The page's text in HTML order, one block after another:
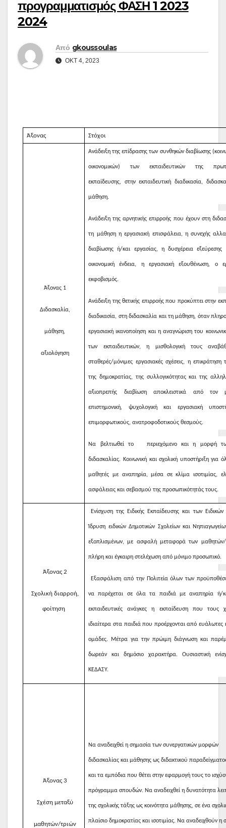
προγραμματισμός ΦΑΣΗ 1 2023
2024
Από gkoussoulas
ΟΚΤ 4, 2023
Άξονας Στόχοι
Άξονας 1
Διδασκαλία,
μάθηση,
αξιολόγηση
Ανάδειξη της επίδρασης των συνθηκών διαβίωσης
οικονομικών) των εκπαιδευτικών της
εκπαίδευσης, στην εκπαιδευτική διαδικασία,
μάθηση.
Ανάδειξη της αρνητικής επιρροής που έχουν στη
τη μάθηση η εργασιακή επισφάλεια, η συνεχής
διαβίωσης ή/και εργασίας, η δυσχέρεια εξεύρεσης
οικονομική ένδεια, η εργασιακή εξουθένωση, ο
εκφοβισμός.
Ανάδειξη της θετικής επιρροής που προκύπτει στην
διαδικασία, στη διδασκαλία και τη μάθηση, όταν
εργασιακή ικανοποίηση και η αναγνώριση του
των εκπαιδευτικών, η μισθολογική τους
σταθερές/μόνιμες εργασιακές σχέσεις, η επικράτηση
της δημοκρατίας, της συλλογικότητας και της
αξιοπρεπής διαβίωση αποκλειστικά από τον
επιστημονική, ψυχολογική και εργασιακή
επιμορφωτικούς, ανατροφοδοτικούς θεσμούς.
Να βελτιωθεί το περιεχόμενο και η μορφή
διδασκαλίας. Κοινωνική και σχολική υποστήριξη για
μαθητές με αναπηρία, μέσα σε κλίμα ισοτιμίας,
ασφάλειας και σεβασμού της προσωπικότητάς τους.
Άξονας 2
Σχολική διαρροή,
φοίτηση
Ενίσχυση της Ειδικής Εκπαίδευσης και των Ειδικών
Ίδρυση ειδικών Δημοτικών Σχολείων και
εξοπλισμένων, με ασφαλή μεταφορά των μαθητών/
πλήρη και έγκαιρη στελέχωση από μόνιμο προσωπικό.
Εξασφάλιση από την Πολιτεία όλων των
να παρέχεται σε όλα τα παιδιά με αναπηρία ή/
εκπαιδευτικές ανάγκες η εκπαίδευση που τους
ιδιαίτερα στα παιδιά που προέρχονται από ευάλωτες
ομάδες. Μέτρα για την πρώιμη διάγνωση και
δωρεάν και δημόσιο χαρακτήρα. Ουσιαστική
ΚΕΔΑΣΥ.
Άξονας 3
Σχέση μεταξύ
μαθητών/τριών
Να αναδειχθεί η σημασία των συνεργατικών μορφών
διδασκαλίας και μάθησης ως διδακτικού
καιτα εμπόδια που θέτει στην εφαρμογή τους το
πρόγραμμα σπουδών. Να αναδειχθεί η δυνατότητα
της σχολικής τάξης ως κοινότητα μάθησης, σε ένα
πλαίσιο δημοκρατίας και ισοτιμίας.Να αναδειχθούν η